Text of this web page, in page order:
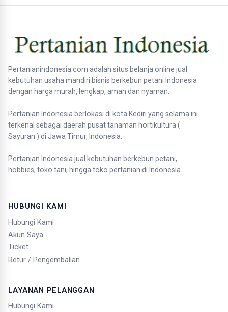
Pertanianindonesia.com adalah situs belanja online jual
kebutuhan usaha mandiri bisnis berkebun petani Indonesia
dengan harga murah, lengkap, aman dan nyaman.
Pertanian Indonesia berlokasi di kota Kediri yang selama ini
terkenal sebagai daerah pusat tanaman hortikultura (
Sayuran ) di Jawa Timur, Indonesia.
Pertanian Indonesia jual kebutuhan berkebun petani,
hobbies, toko tani, hingga toko pertanian di Indonesia.
HUBUNGI KAMI
Hubungi Kami
Akun Saya
Ticket
Retur / Pengembalian
LAYANAN PELANGGAN
Hubungi Kami